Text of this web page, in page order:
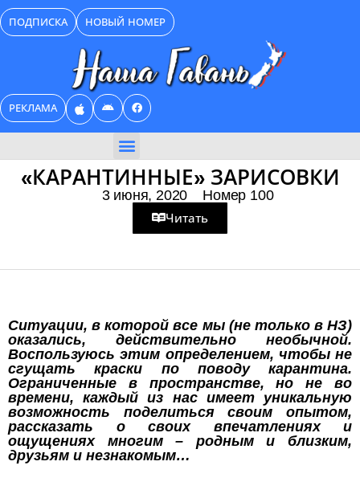
Перейти
к
содержимому
ПОДПИСКА НОВЫЙ НОМЕР
РЕКЛАМА
«КАРАНТИННЫЕ» ЗАРИСОВКИ
3 июня, 2020 Номер 100
Читать
Ситуации, в которой все мы (не только в НЗ)
оказались, действительно необычной.
Воспользуюсь этим определением, чтобы не
сгущать краски по поводу карантина.
Ограниченные в пространстве, но не во
времени, каждый из нас имеет уникальную
возможность поделиться своим опытом,
рассказать о своих впечатлениях и
ощущениях многим – родным и близким,
друзьям и незнакомым…